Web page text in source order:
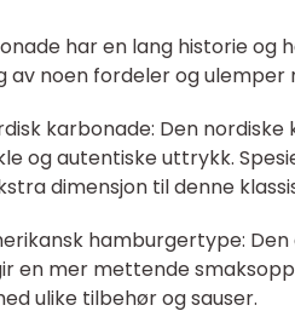
har en lang historie og
av noen fordeler og
karbonade: Den
og autentiske uttrykk.
dimensjon til denne
hamburgertype:
en mer mettende
ulike tilbehør og sauser.